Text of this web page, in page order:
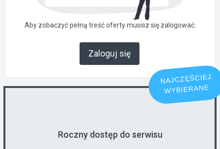
Aby zobaczyć pełną treść oferty musisz się zalogować.
Zaloguj się .
NAJCZĘŚCIEJ
WYBIERANE
Roczny dostęp do serwisu